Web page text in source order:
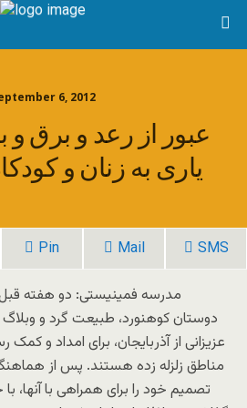
6, 2012
عبور از رعد و برق و
یاری به زنان و
Pin Mail SMS
مدرسه فمینیستی: دو هفته قبل
دوستان کوهنورد، طبیعت گرد و
عزیزانی از آذربایجان، برای امداد و
مناطق زلزله زده هستند. پس از
تصمیم خود را برای همراهی با آنها،